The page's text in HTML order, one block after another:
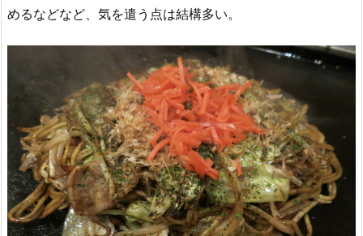
めるなどなど、気を遣う点は結構多い。